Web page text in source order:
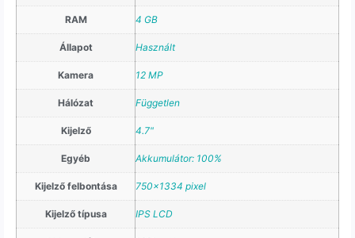
RAM 4 GB
Állapot Használt
Kamera 12 MP
Hálózat Független
Kijelző 4.7"
Egyéb Akkumulátor: 100%
Kijelző felbontása 750×1334 pixel
Kijelző típusa IPS LCD